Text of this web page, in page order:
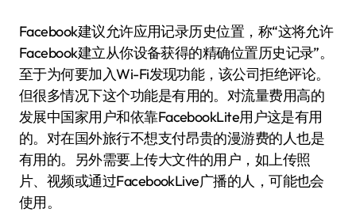
Facebook建议允许应用记录历史位置，称“这将允许
Facebook建立从你设备获得的精确位置历史记录”。
至于为何要加入Wi-Fi发现功能，该公司拒绝评论。
但很多情况下这个功能是有用的。对流量费用高的
发展中国家用户和依靠FacebookLite用户这是有用
的。对在国外旅行不想支付昂贵的漫游费的人也是
有用的。另外需要上传大文件的用户，如上传照
片、视频或通过FacebookLive广播的人，可能也会
使用。